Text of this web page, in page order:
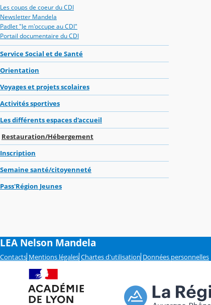
Les coups de coeur du CDI
Newsletter Mandela
Padlet "Je m'occupe au CDI"
Portail documentaire du CDI
Service Social et de Santé
Orientation
Voyages et projets scolaires
Activités sportives
Les différents espaces d'accueil
Restauration/Hébergement
Inscription
Semaine santé/citoyenneté
Pass'Région Jeunes
LEA Nelson Mandela
Contacts Mentions légales Chartes d'utilisation Données personnelles